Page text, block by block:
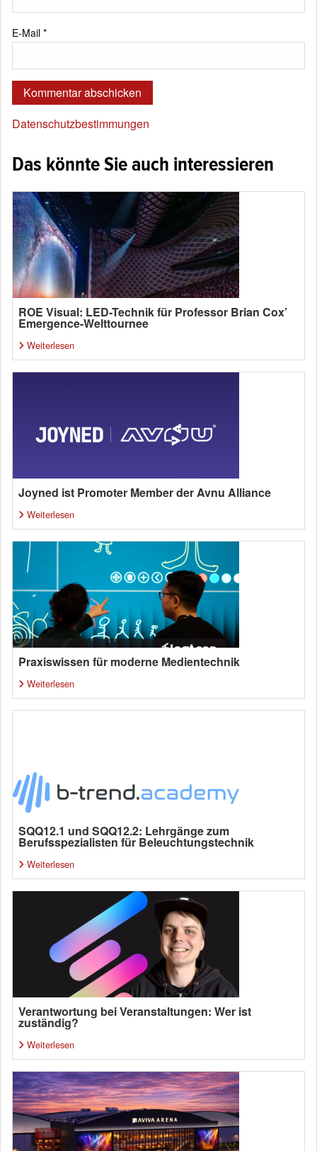
E-Mail *
Datenschutzbestimmungen
Das könnte Sie auch interessieren
ROE Visual: LED-Technik für Professor Brian Cox’
Emergence-Welttournee
Weiterlesen
Joyned ist Promoter Member der Avnu Alliance
Weiterlesen
Praxiswissen für moderne Medientechnik
Weiterlesen
SQQ12.1 und SQQ12.2: Lehrgänge zum
Berufsspezialisten für Beleuchtungstechnik
Weiterlesen
Verantwortung bei Veranstaltungen: Wer ist
zuständig?
Weiterlesen